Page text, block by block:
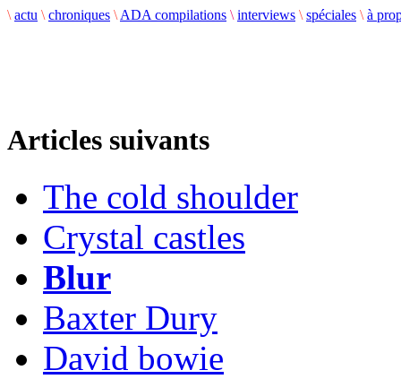
\ actu \ chroniques \ ADA compilations \ interviews \ spéciales \ à
Articles suivants
The cold shoulder
Crystal castles
Blur
Baxter Dury
David bowie